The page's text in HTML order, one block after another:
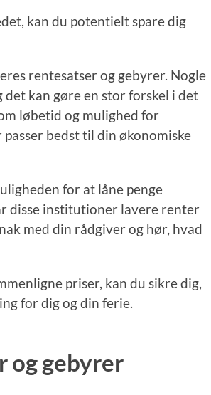
kan du potentielt spare dig
rentesatser og gebyrer. Nogle
kan gøre en stor forskel i det
løbetid og mulighed for
bedst til din økonomiske
for at låne penge
disse institutioner lavere renter
med din rådgiver og hør, hvad
priser, kan du sikre dig,
for dig og din ferie.
og gebyrer